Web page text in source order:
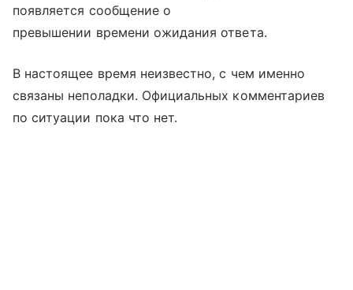
появляется сообщение о
превышении времени ожидания ответа.
В настоящее время неизвестно, с чем именно
связаны неполадки. Официальных комментариев
по ситуации пока что нет.